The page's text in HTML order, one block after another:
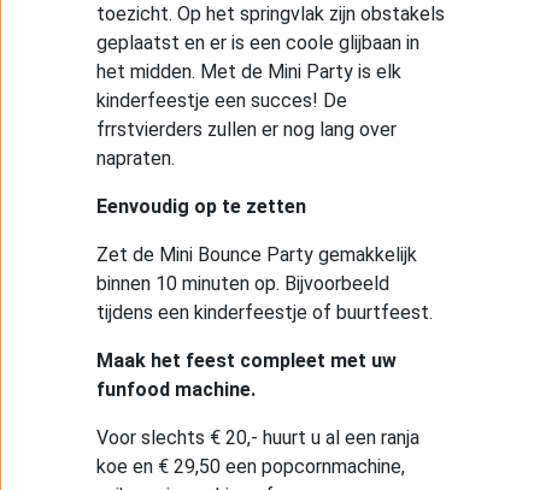
toezicht. Op het springvlak zijn obstakels
geplaatst en er is een coole glijbaan in
het midden. Met de Mini Party is elk
kinderfeestje een succes! De
frrstvierders zullen er nog lang over
napraten.
Eenvoudig op te zetten
Zet de Mini Bounce Party gemakkelijk
binnen 10 minuten op. Bijvoorbeeld
tijdens een kinderfeestje of buurtfeest.
Maak het feest compleet met uw
funfood machine.
Voor slechts € 20,- huurt u al een ranja
koe en € 29,50 een popcornmachine,